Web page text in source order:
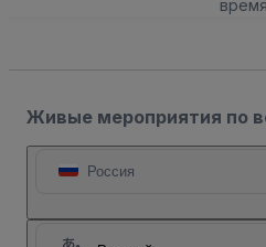
Живые мероприятия по
Россия